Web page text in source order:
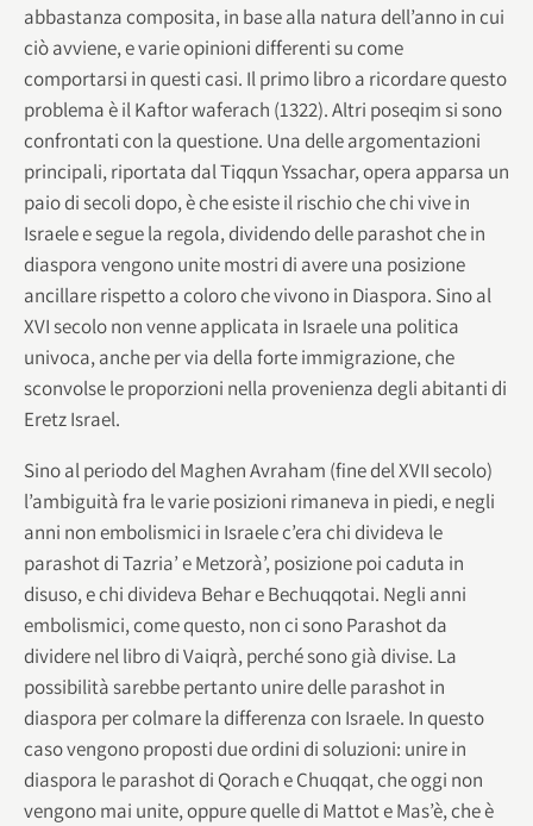
abbastanza composita, in base alla natura dell’anno in cui
ciò avviene, e varie opinioni differenti su come
comportarsi in questi casi. Il primo libro a ricordare questo
problema è il Kaftor waferach (1322). Altri poseqim si sono
confrontati con la questione. Una delle argomentazioni
principali, riportata dal Tiqqun Yssachar, opera apparsa un
paio di secoli dopo, è che esiste il rischio che chi vive in
Israele e segue la regola, dividendo delle parashot che in
diaspora vengono unite mostri di avere una posizione
ancillare rispetto a coloro che vivono in Diaspora. Sino al
XVI secolo non venne applicata in Israele una politica
univoca, anche per via della forte immigrazione, che
sconvolse le proporzioni nella provenienza degli abitanti di
Eretz Israel.
Sino al periodo del Maghen Avraham (fine del XVII secolo)
l’ambiguità fra le varie posizioni rimaneva in piedi, e negli
anni non embolismici in Israele c’era chi divideva le
parashot di Tazria’ e Metzorà’, posizione poi caduta in
disuso, e chi divideva Behar e Bechuqqotai. Negli anni
embolismici, come questo, non ci sono Parashot da
dividere nel libro di Vaiqrà, perché sono già divise. La
possibilità sarebbe pertanto unire delle parashot in
diaspora per colmare la differenza con Israele. In questo
caso vengono proposti due ordini di soluzioni: unire in
diaspora le parashot di Qorach e Chuqqat, che oggi non
vengono mai unite, oppure quelle di Mattot e Mas’è, che è